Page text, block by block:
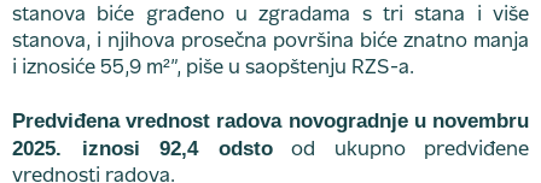
stanova biće građeno u zgradama s tri stana i više
stanova, i njihova prosečna površina biće znatno manja
i iznosiće 55,9 m²”, piše u saopštenju RZS-a.
Predviđena vrednost radova novogradnje u novembru
2025. iznosi 92,4 odstood ukupno predviđene
vrednosti radova.